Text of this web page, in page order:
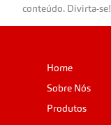
conteúdo. Divirta-se!
Home
Sobre Nós
Produtos